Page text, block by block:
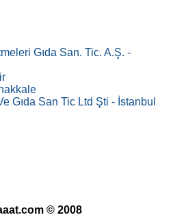
Gıda San. Tic. A.Ş. -
Gıda San Tic Ltd Şti - İstanbul
© 2008